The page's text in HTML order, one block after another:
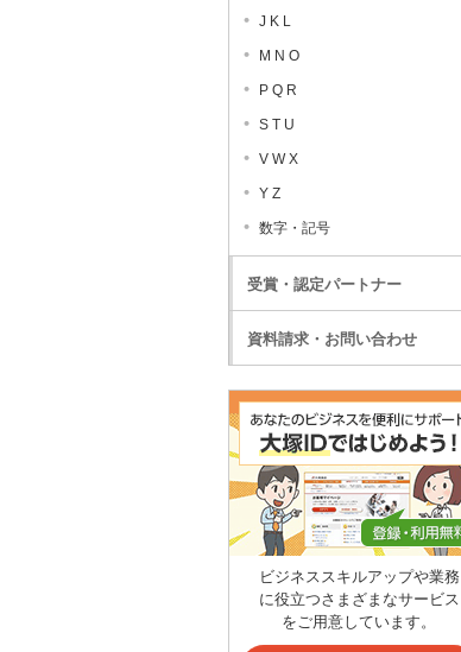
J K L
M N O
P Q R
S T U
V W X
Y Z
数字・記号
受賞・認定パートナー
資料請求・お問い合わせ
ビジネススキルアップや業務
に役立つさまざまなサービス
をご用意しています。